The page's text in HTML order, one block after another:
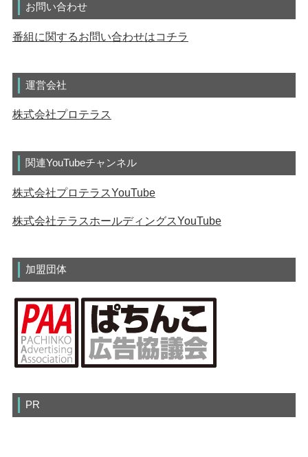
お問い合わせ
番組に関するお問い合わせはコチラ
運営会社
株式会社プロテラス
関連YouTubeチャンネル
株式会社プロテラスYouTube
株式会社テラスホールディングスYouTube
加盟団体
PR